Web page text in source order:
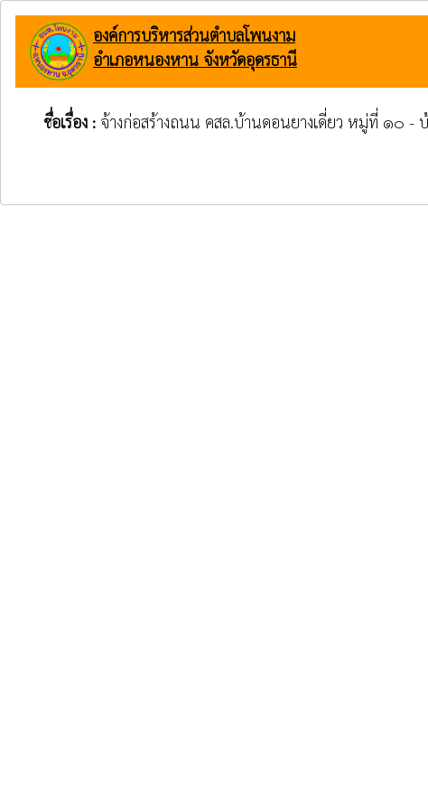
องค์การบริหารส่วนตำบลโพนงาม
อำเภอหนองหาน จังหวัดอุดรธานี
ชื่อเรื่อง : จ้างก่อสร้างถนน คสล.บ้านดอนยางเดี่ยว หมู่ที่ ๑๐ -